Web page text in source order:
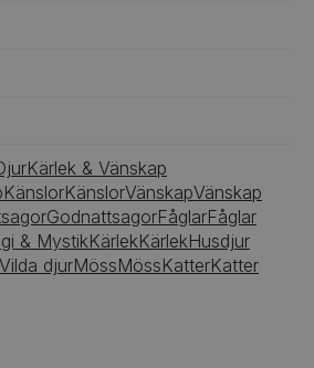
Kärlek & Vänskap
KänslorKänslorVänskapVänskap
GodnattsagorFåglarFåglar
& MystikKärlekKärlekHusdjur
Vilda djurMössMössKatterKatter